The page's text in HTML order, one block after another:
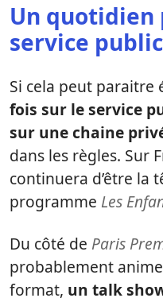
Un
service
Si cela peut paraitre
fois sur le service
sur une chaine
dans les règles. Sur
continuera d’être la
programme Les
Du côté de Paris
probablement
format, un talk